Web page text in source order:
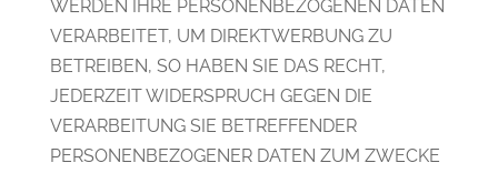
WERDEN IHRE PERSONENBEZOGENEN DATEN
VERARBEITET, UM DIREKTWERBUNG ZU
BETREIBEN, SO HABEN SIE DAS RECHT,
JEDERZEIT WIDERSPRUCH GEGEN DIE
VERARBEITUNG SIE BETREFFENDER
PERSONENBEZOGENER DATEN ZUM ZWECKE